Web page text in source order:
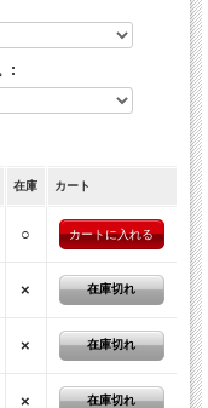
:
在庫 カート
○
× 在庫切れ
× 在庫切れ
× 在庫切れ